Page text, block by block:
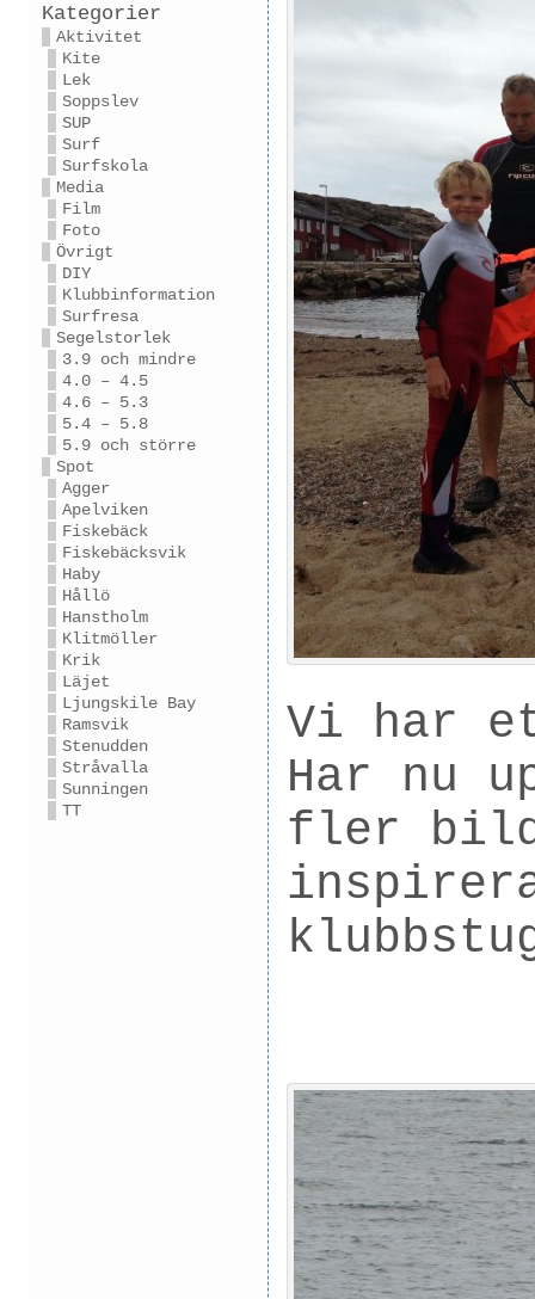
Kategorier
Aktivitet
Kite
Lek
Soppslev
SUP
Surf
Surfskola
Media
Film
Foto
Övrigt
DIY
Klubbinformation
Surfresa
Segelstorlek
3.9 och mindre
4.0 – 4.5
4.6 – 5.3
5.4 – 5.8
5.9 och större
Spot
Agger
Apelviken
Fiskebäck
Fiskebäcksvik
Haby
Hållö
Hanstholm
Klitmöller
Krik
Läjet
Ljungskile Bay
Ramsvik
Stenudden
Stråvalla
Sunningen
TT
Vi har
Har nu
fler